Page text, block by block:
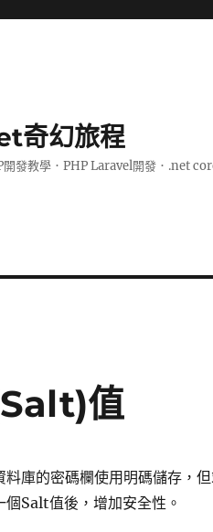
奇幻旅程
發教學．PHP Laravel開發．.net
值
料庫的密碼欄使用明碼儲存，
個Salt值後，增加安全性。